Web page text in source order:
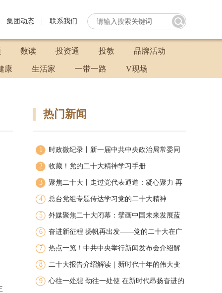
集团动态 联系我们
数读 投资通 投教 品牌活动
康 生活家 一带一路 V现场
热门新闻
1 时政微纪录丨新一届中共中央政治局常委同
中外记者见面
2 收藏！党的二十大精神学习手册
3 聚焦二十大丨走过党代表通道：凝心聚力 再
启新程
4 总台党组专题传达学习党的二十大精神
5 外媒聚焦二十大闭幕：擘画中国未来发展蓝
图
6 奋进新征程 扬帆再出发——党的二十大在广
大干部群众中引发强烈反响
7 热点一览！中共中央举行新闻发布会介绍解
读党的二十大报告
8 二十大报告介绍解读｜新时代十年的伟大变
革
9 心往一处想 劲往一处使 在新时代昂扬奋进的